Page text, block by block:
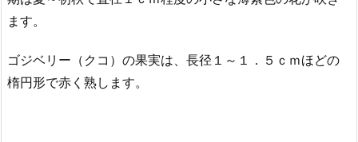
ます。
ゴジベリー（クコ）の果実は、長径１～１．５ｃｍほどの
楕円形で赤く熟します。